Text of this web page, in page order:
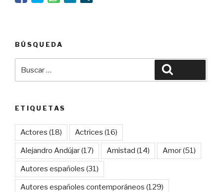
BÚSQUEDA
por:
ETIQUETAS
Actores (18) Actrices (16)
Alejandro Andújar(17) Amistad (14) Amor(51)
Autores españoles (31)
Autores españoles contemporáneos (129)